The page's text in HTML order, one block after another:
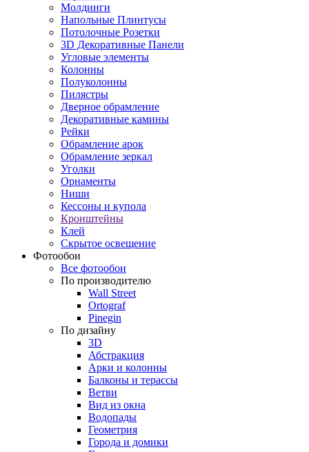
Молдинги
Напольные Плинтусы
Потолочные Розетки
3D Декоративные Панели
Угловые элементы
Колонны
Полуколонны
Пилястры
Дверное обрамление
Декоративные камины
Рейки
Обрамление арок
Обрамление зеркал
Уголки
Орнаменты
Ниши
Кессоны и купола
Кронштейны
Клей
Скрытое освещение
Фотообои
Все фотообои
По производителю
Wall Street
Ortograf
Pinegin
По дизайну
3D
Абстракция
Арки и колонны
Балконы и терассы
Ветви
Вид из окна
Водопады
Геометрия
Города и домики